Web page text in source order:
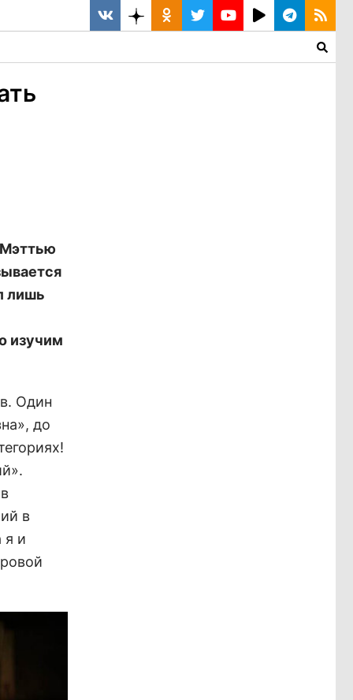
Мэттью
лишь
изучим
Один
до
в
я и